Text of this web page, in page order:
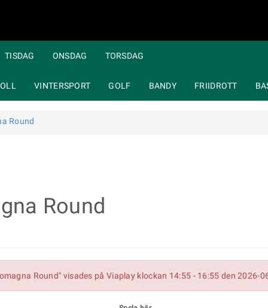
TISDAG ONSDAG TORSDAG
VINTERSPORT GOLF BANDY FRIIDROTT
Round
Round
Round" visades på Viaplay klockan 14:55 - 16:55 den 2026-